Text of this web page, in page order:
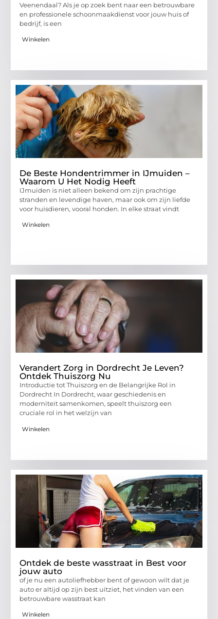
Veenendaal? Als je op zoek bent naar een betrouwbare
en professionele schoonmaakdienst voor jouw huis of
bedrijf, is een
Winkelen
De Beste Hondentrimmer in IJmuiden –
Waarom U Het Nodig Heeft
IJmuiden is niet alleen bekend om zijn prachtige
stranden en levendige haven, maar ook om zijn liefde
voor huisdieren, vooral honden. In elke straat vindt
Winkelen
Verandert Zorg in Dordrecht Je Leven?
Ontdek Thuiszorg Nu
Introductie tot Thuiszorg en de Belangrijke Rol in
Dordrecht In Dordrecht, waar geschiedenis en
moderniteit samenkomen, speelt thuiszorg een
cruciale rol in het welzijn van
Winkelen
Ontdek de beste wasstraat in Best voor
jouw auto
of je nu een autoliefhebber bent of gewoon wilt dat je
auto er altijd op zijn best uitziet, het vinden van een
betrouwbare wasstraat kan
Winkelen